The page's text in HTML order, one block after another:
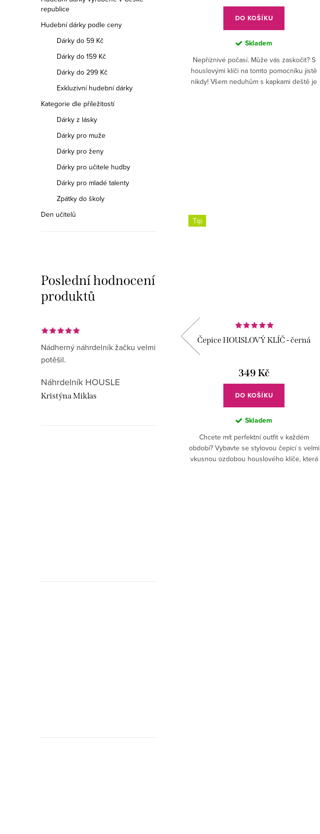
republice
Hudební dárky podle ceny
Dárky do 59 Kč
Dárky do 159 Kč
Dárky do 299 Kč
Exkluzivní hudební dárky
Kategorie dle příležitostí
Dárky z lásky
Dárky pro muže
Dárky pro ženy
Dárky pro učitele hudby
Dárky pro mladé talenty
Zpátky do školy
Den učitelů
Poslední hodnocení
produktů
Nádherný náhrdelník žačku velmi
potěšil.
Náhrdelník HOUSLE
Kristýna Miklas
Hudebnikum.cz
Skladem
Někdo je právě ve fázi, kdy piluje stupnice,
bojuje s rytmem… a občas i s
DO KOŠÍKU
Skladem
Nepříznivé počasí. Může vás zaskočit? S
houslovými klíči na tomto pomocníku jistě
nikdy! Všem neduhům s kapkami deště je
DO KOŠÍKU
Tip
Čepice HOUSLOVÝ KLÍČ - černá
349 Kč
DO KOŠÍKU
Skladem
Chcete mít perfektní outfit v každém
období? Vybavte se stylovou čepicí s velmi
vkusnou ozdobou houslového klíče, která